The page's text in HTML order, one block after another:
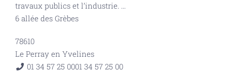
travaux publics et l’industrie. ...
6 allée des Grèbes
78610
Le Perray en Yvelines
01 34 57 25 0001 34 57 25 00